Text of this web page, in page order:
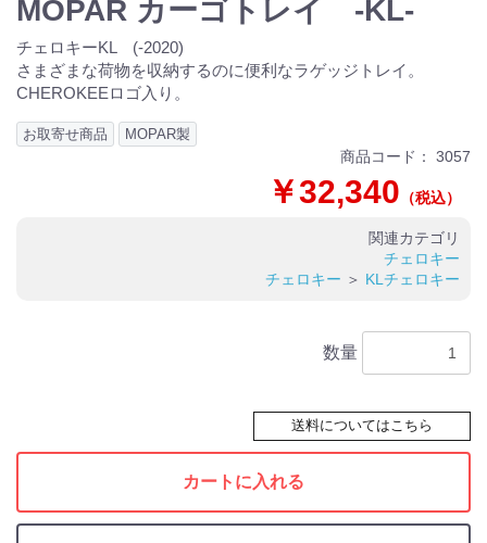
MOPAR カーゴトレイ -KL-
チェロキーKL (-2020)
さまざまな荷物を収納するのに便利なラゲッジトレイ。
CHEROKEEロゴ入り。
お取寄せ商品 MOPAR製
商品コード： 3057
￥32,340 （税込）
関連カテゴリ
チェロキー
チェロキー ＞ KLチェロキー
数量
送料についてはこちら
カートに入れる